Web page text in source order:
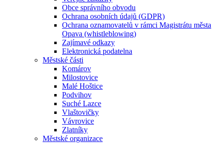
Obce správního obvodu
Ochrana osobních údajů (GDPR)
Ochrana oznamovatelů v rámci Magistrátu města
Opava (whistleblowing)
Zajímavé odkazy
Elektronická podatelna
Městské části
Komárov
Milostovice
Malé Hoštice
Podvihov
Suché Lazce
Vlaštovičky
Vávrovice
Zlatníky
Městské organizace